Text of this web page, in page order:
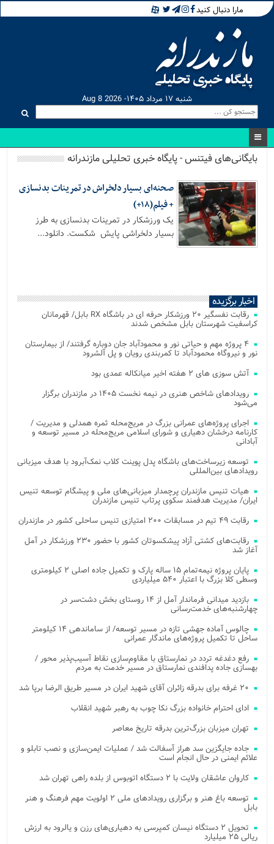
مارا دنبال کنید
شنبه ۱۷ مرداد ۱۴۰۵- Aug 8 2026
بایگانی‌های فیتنس - پایگاه خبری تحلیلی مازندرانه
صحنه‌ای بسیار دلخراش در تمرینات بدنسازی
+ فیلم(۱۸+)
یک ورزشکار در تمرینات بدنسازی به طرز
بسیار دلخراشی پایش شکست. دانلود...
اخبار برگزیده
رقابت نفسگیر ۲۰ ورزشکار حرفه ای در باشگاه RX بابل/ قهرمانان
کراسفیت شهرستان بابل مشخص شدند
۴ پروژه مهم و حیاتی نور و محمودآباد جان دوباره گرفتند/ از بیمارستان
نور و نیروگاه محمودآباد تا کمربندی رویان و پل آلشرود
آتش‌ سوزی‌ های ۲ هفته اخیر میانکاله عمدی بود
رویدادهای شاخص هنری در نیمه نخست ۱۴۰۵ در مازندران برگزار
می‌شود
اجرای پروژه‌های عمرانی بزرگ در مریج‌محله ثمره همدلی و مدیریت /
کارنامه درخشان دهیاری و شورای اسلامی مریج‌محله در مسیر توسعه و
آبادانی
توسعه زیرساخت‌های باشگاه پدل پوینت کلاب نمک‌آبرود با هدف میزبانی
رویدادهای بین‌المللی
هیات تنیس مازندران پرچمدار میزبانی‌های ملی و پیشگام توسعه تنیس
ایران/ مدیریت هدفمند سکوی پرتاب تنیس مازندران
رقابت ۴۹ تیم در مسابقات ۲۰۰ امتیازی تنیس ساحلی کشور در مازندران
رقابت‌های کشتی آزاد پیشکسوتان کشور با حضور ۲۳۰ ورزشکار در آمل
آغاز شد
پایان پروژه نیمه‌تمام ۱۵ ساله پارک و تکمیل جاده اصلی ۲ کیلومتری
وسطی کلا بزرگ با اعتبار ۵۴۰ میلیاردی
بازدید میدانی فرماندار آمل از ۱۴ روستای بخش دشت‌سر در
چهارشنبه‌های خدمت‌رسانی
چالوس آماده جهشی تازه در مسیر توسعه/ از ساماندهی ۱۴ کیلومتر
ساحل تا تکمیل پروژه‌های ماندگار عمرانی
رفع دغدغه تردد در نمارستاق با مقاوم‌سازی نقاط آسیب‌پذیر محور /
بهسازی جاده پدافندی نمارستاق در مسیر خدمت به مردم
۲۰ غرفه برای بدرقه زائران آقای شهید ایران در مسیر طریق الرضا برپا شد
ادای احترام خانواده بزرگ نکا چوب به رهبر شهید انقلاب
تهران میزبان بزرگ‌ترین بدرقه تاریخ معاصر
جاده جایگزین سد هراز آسفالت شد / عملیات ایمن‌سازی و نصب تابلو و
علائم ایمنی در حال انجام است
کاروان عاشقان ولایت با ۲ دستگاه اتوبوس از بلده راهی تهران شد
توسعه باغ هنر و برگزاری رویدادهای ملی ۲ اولویت مهم فرهنگ و هنر
بابل
تحویل ۲ دستگاه نیسان کمپرسی به دهیاری‌های رزن و یالرود به ارزش
ریالی ۲۵ میلیارد